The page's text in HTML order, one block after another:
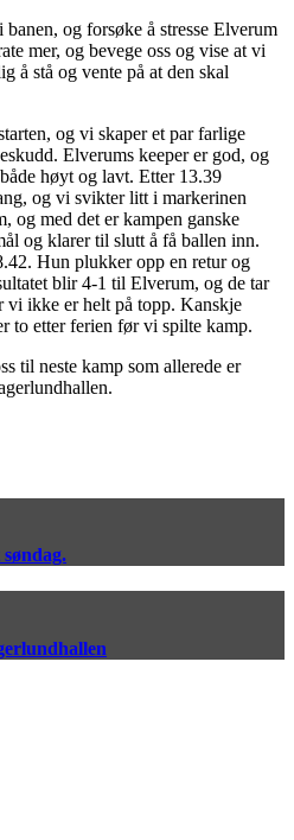
og forsøke å stresse Elverum
mer, og bevege oss og vise at vi
å stå og vente på at den skal
og vi skaper et par farlige
Elverums keeper er god, og
høyt og lavt. Etter 13.39
og vi svikter litt i markerinen
og med det er kampen ganske
og klarer til slutt å få ballen inn.
Hun plukker opp en retur og
blir 4-1 til Elverum, og de tar
vi ikke er helt på topp. Kanskje
to etter ferien før vi spilte kamp.
til neste kamp som allerede er